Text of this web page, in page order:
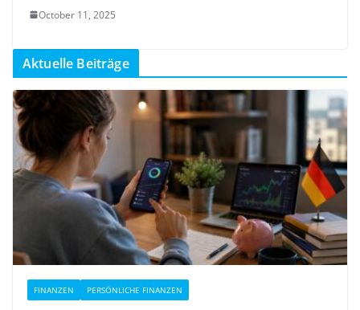
October 11, 2025
Aktuelle Beiträge
FINANZEN PERSÖNLICHE FINANZEN